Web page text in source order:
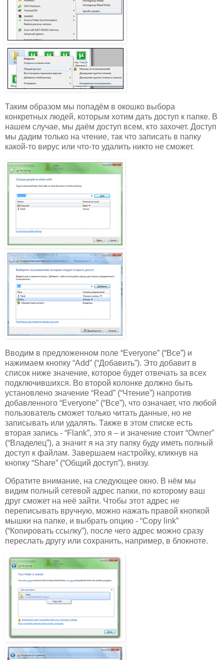
Таким образом мы попадём в окошко выбора
конкретных людей, которым хотим дать доступ к папке. В
нашем случае, мы даём доступ всем, кто захочет. Доступ
мы дадим только на чтение, так что записать в папку
какой-то вирус или что-то удалить никто не сможет.
Вводим в предложенном поле “Everyone” (“Все”) и
нажимаем кнопку “Add” (“Добавить”). Это добавит в
список ниже значение, которое будет отвечать за всех
подключившихся. Во второй колонке должно быть
установлено значение “Read” (“Чтение”) напротив
добавленного “Everyone” (“Все”), что означает, что любой
пользователь сможет только читать данные, но не
записывать или удалять. Также в этом списке есть
вторая запись - “Flank”, это я – и значение стоит “Owner”
(“Владелец”), а значит я на эту папку буду иметь полный
доступ к файлам. Завершаем настройку, кликнув на
кнопку “Share” (“Общий доступ”), внизу.
Обратите внимание, на следующее окно. В нём мы
видим полный сетевой адрес папки, по которому ваш
друг сможет на неё зайти. Чтобы этот адрес не
переписывать вручную, можно нажать правой кнопкой
мышки на папке, и выбрать опцию - “Copy link”
(“Копировать ссылку”), после чего адрес можно сразу
переслать другу или сохранить, например, в блокноте.